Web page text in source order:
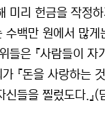
미리 헌금을 작정
수백만 원에서 많
들은 『사람들이
『돈을 사랑하는
신들을 찔렀도다.